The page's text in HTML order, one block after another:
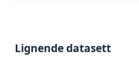
Lignende datasett